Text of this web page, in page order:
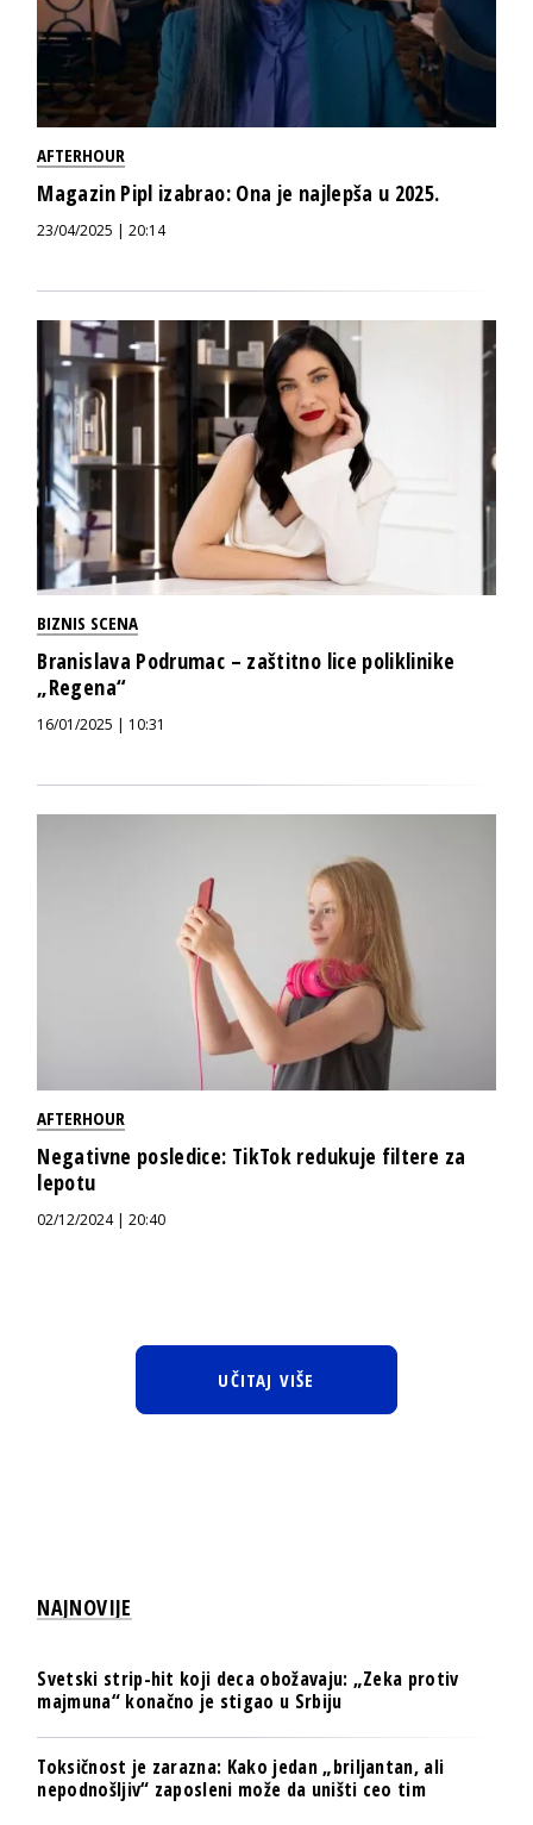
AFTERHOUR
Magazin Pipl izabrao: Ona je najlepša u 2025.
23/04/2025 | 20:14
BIZNIS SCENA
Branislava Podrumac – zaštitno lice poliklinike
„Regena“
16/01/2025 | 10:31
AFTERHOUR
Negativne posledice: TikTok redukuje filtere za
lepotu
02/12/2024 | 20:40
UČITAJ VIŠE
NAJNOVIJE
Svetski strip-hit koji deca obožavaju: „Zeka protiv
majmuna“ konačno je stigao u Srbiju
Toksičnost je zarazna: Kako jedan „briljantan, ali
nepodnošljiv“ zaposleni može da uništi ceo tim